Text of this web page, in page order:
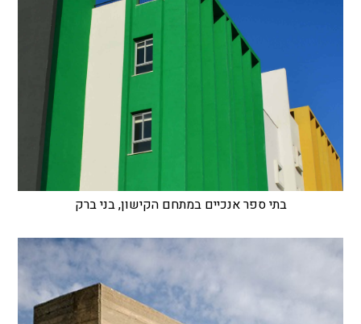
בתי ספר אנכיים במתחם הקישון, בני ברק